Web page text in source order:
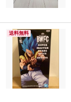
送料無料